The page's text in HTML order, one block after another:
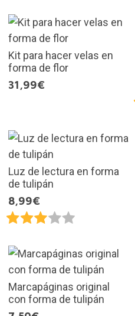
Kit para hacer velas en
forma de flor
31,99€
Luz de lectura en forma
de tulipán
8,99€
Marcapáginas original
con forma de tulipán